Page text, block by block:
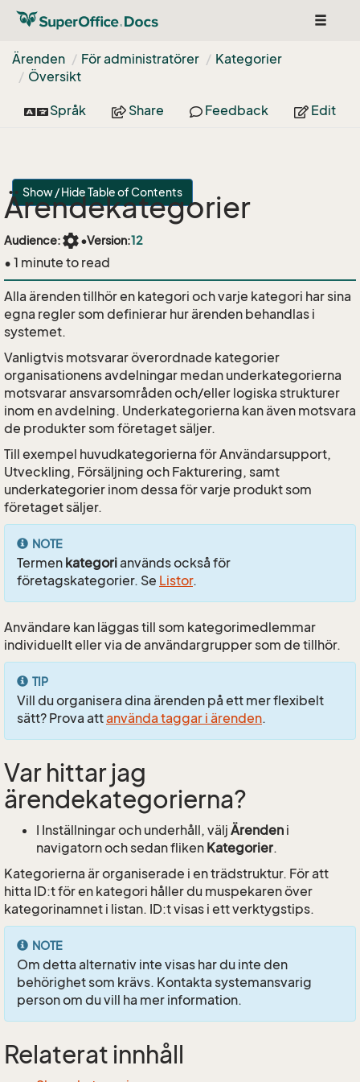
Toggle
Ärenden
För administratörer
Kategorier
Översikt
Språk Share Feedback Edit
Show / Hide Table of Contents
Ärendekategorier
Audience:settings•Version:12
• 1 minute to read
Alla ärenden tillhör en kategori och varje kategori har sina
egna regler som definierar hur ärenden behandlas i
systemet.
Vanligtvis motsvarar överordnade kategorier
organisationens avdelningar medan underkategorierna
motsvarar ansvarsområden och/eller logiska strukturer
inom en avdelning. Underkategorierna kan även motsvara
de produkter som företaget säljer.
Till exempel huvudkategorierna för Användarsupport,
Utveckling, Försäljning och Fakturering, samt
underkategorier inom dessa för varje produkt som
företaget säljer.
NOTE
Termen kategorianvänds också för
företagskategorier. Se Listor.
Användare kan läggas till som kategorimedlemmar
individuellt eller via de användargrupper som de tillhör.
TIP
Vill du organisera dina ärenden på ett mer flexibelt
sätt? Prova attanvända taggar i ärenden.
Var hittar jag
ärendekategorierna?
I Inställningar och underhåll, välj Ärenden i
navigatorn och sedan fliken Kategorier.
Kategorierna är organiserade i en trädstruktur. För att
hitta ID:t för en kategori håller du muspekaren över
kategorinamnet i listan. ID:t visas i ett verktygstips.
NOTE
Om detta alternativ inte visas har du inte den
behörighet som krävs. Kontakta systemansvarig
person om du vill ha mer information.
Relaterat innhåll